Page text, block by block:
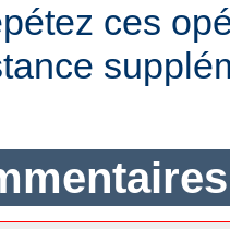
ces